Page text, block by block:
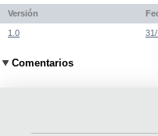
Versión
1.0
Comentarios